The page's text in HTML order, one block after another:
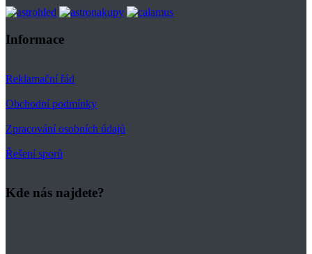
Informace
Reklamační řád
Obchodní podmínky
Zpracování osobních údajů
Řešení sporů
Kde nás najdete?